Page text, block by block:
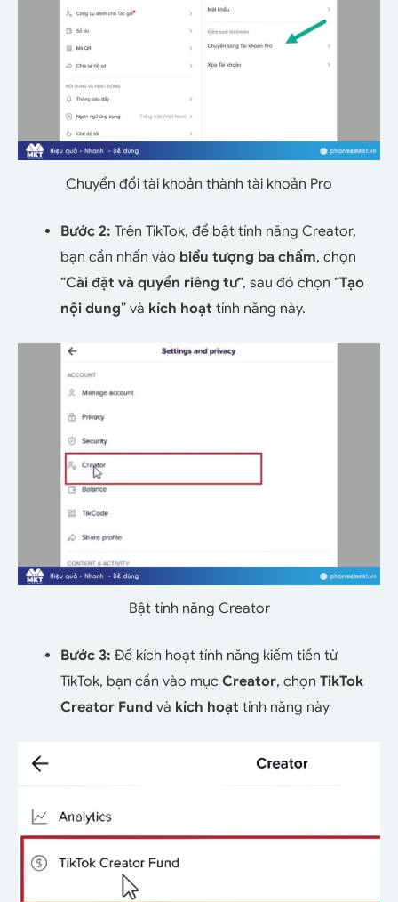
Chuyển đổi tài khoản thành tài khoản Pro
Bước 2: Trên TikTok, để bật tính năng Creator,
bạn cần nhấn vào biểu tượng ba chấm, chọn
“Cài đặt và quyền riêng tư“, sau đó chọn “Tạo
nội dung” và kích hoạt tính năng này.
Bật tính năng Creator
Bước 3: Để kích hoạt tính năng kiếm tiền từ
TikTok, bạn cần vào mục Creator, chọn TikTok
Creator Fund và kích hoạt tính năng này